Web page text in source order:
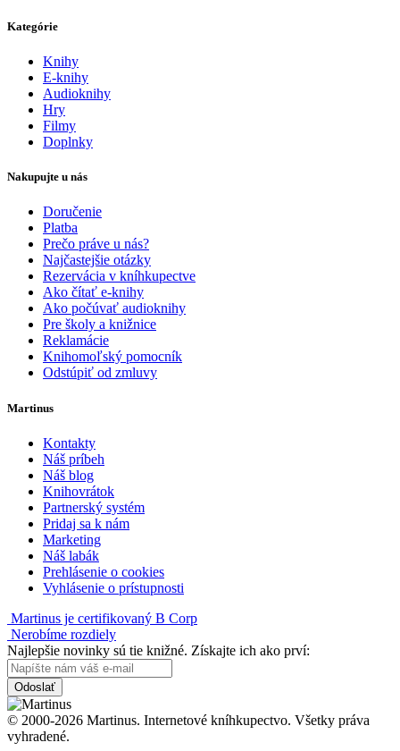
Kategórie
Knihy
E-knihy
Audioknihy
Hry
Filmy
Doplnky
Nakupujte u nás
Doručenie
Platba
Prečo práve u nás?
Najčastejšie otázky
Rezervácia v kníhkupectve
Ako čítať e-knihy
Ako počúvať audioknihy
Pre školy a knižnice
Reklamácie
Knihomoľský pomocník
Odstúpiť od zmluvy
Martinus
Kontakty
Náš príbeh
Náš blog
Knihovrátok
Partnerský systém
Pridaj sa k nám
Marketing
Náš labák
Prehlásenie o cookies
Vyhlásenie o prístupnosti
Martinus je certifikovaný B Corp
Nerobíme rozdiely
Najlepšie novinky sú tie knižné. Získajte ich ako prví:
Odoslať
© 2000-2026 Martinus. Internetové kníhkupectvo. Všetky práva
vyhradené.